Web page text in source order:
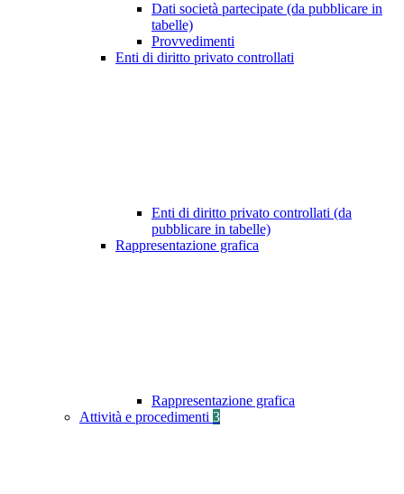
Dati società partecipate (da pubblicare in
tabelle)
Provvedimenti
Enti di diritto privato controllati
Enti di diritto privato controllati (da
pubblicare in tabelle)
Rappresentazione grafica
Rappresentazione grafica
Attività e procedimenti 3